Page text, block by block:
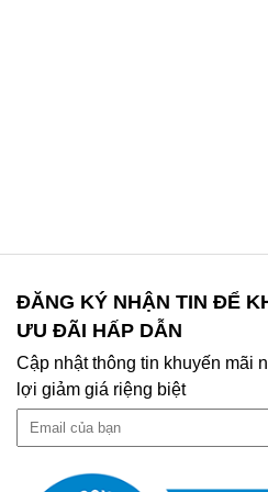
ĐĂNG KÝ NHẬN TIN ĐỂ
ƯU ĐÃI HẤP DẪN
Cập nhật thông tin khuyến mãi
lợi giảm giá riệng biệt